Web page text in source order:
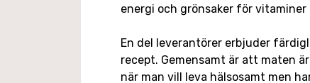
energi och grönsaker för
En del leverantörer erbjuder
recept. Gemensamt är att maten
när man vill leva hälsosamt men